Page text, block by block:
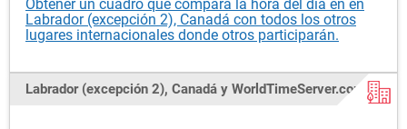
Obtener un cuadro que compara la hora del día en en
Labrador (excepción 2), Canadá con todos los otros
lugares internacionales donde otros participarán.
Labrador (excepción 2), Canadá y WorldTimeServer.com